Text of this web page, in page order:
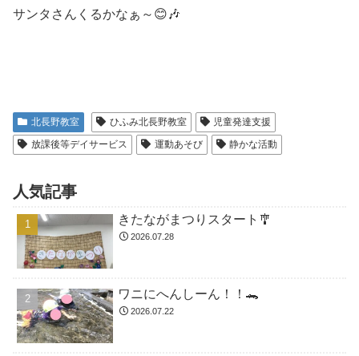
サンタさんくるかなぁ～😊🎶
北長野教室 ひふみ北長野教室
児童発達支援
放課後等デイサービス
運動あそび 静かな活動
人気記事
きたながまつりスタート🎐
2026.07.28
ワニにへんしーん！！🐊
2026.07.22